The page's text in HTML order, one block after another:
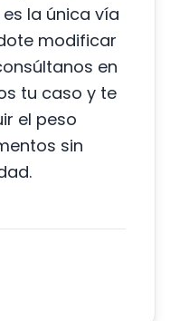
la única vía
modificar
en
tu caso y te
el peso
sin